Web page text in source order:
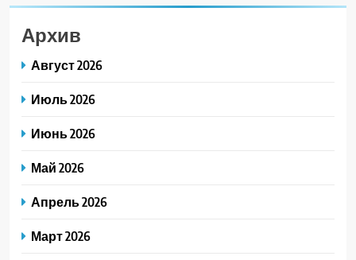
Архив
Август 2026
Июль 2026
Июнь 2026
Май 2026
Апрель 2026
Март 2026